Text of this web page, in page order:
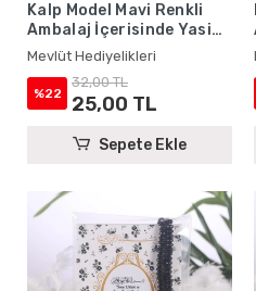
Kalp Model Mavi Renkli
Ambalaj İçerisinde Yasin
Kitabı, Magnet ve Tesbih -
Mevlüt Hediyelikleri
Mevlüt Hediyelikleri
%22
32,00 TL
25,00 TL
Sepete Ekle